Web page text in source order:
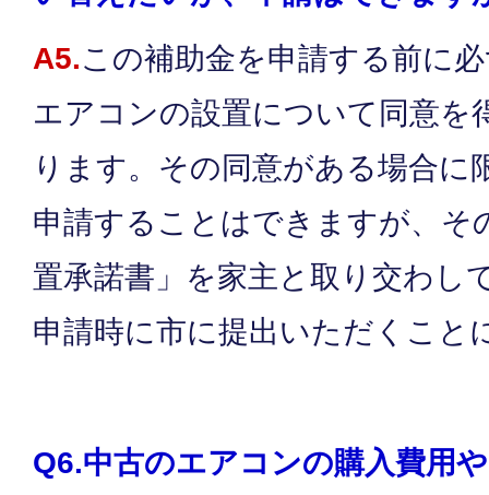
A5.この補助金を申請する前に
エアコンの設置について同意を
ります。その同意がある場合に
申請することはできますが、そ
置承諾書」を家主と取り交わし
申請時に市に提出いただくこと
Q6.中古のエアコンの購入費用